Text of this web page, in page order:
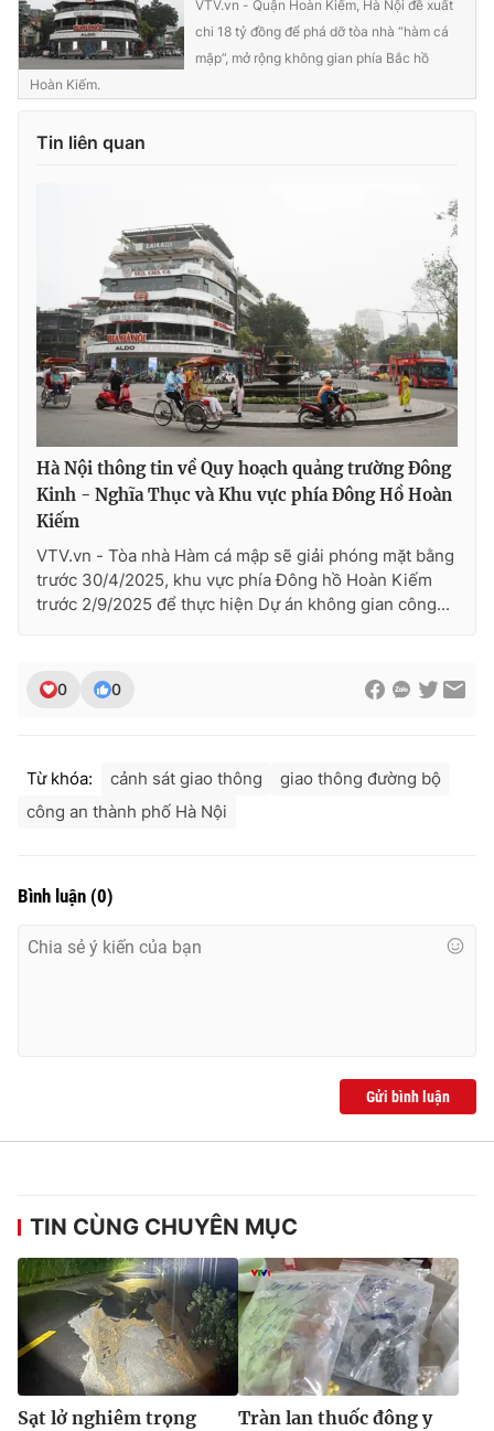
Ðiện thoại Thời báo VTV:024.66 897 897
Email:toasoan@vtv.vn
Liên hệ quảng cáo:024-7300.7108
® Cấm sao chép dưới mọi hình thức nếu không có sự chấp
thuận bằng văn bản. Ghi rõ nguồn VTV.vn khi phát hành lại
thông tin từ website này.
VTV.vn - Quận Hoàn Kiếm, Hà Nội đề xuất
chi 18 tỷ đồng để phá dỡ tòa nhà “hàm cá
mập”, mở rộng không gian phía Bắc hồ
Hoàn Kiếm.
Tin liên quan
Hà Nội thông tin về Quy hoạch quảng trường Đông
Kinh - Nghĩa Thục và Khu vực phía Đông Hồ Hoàn
Kiếm
VTV.vn - Tòa nhà Hàm cá mập sẽ giải phóng mặt bằng
trước 30/4/2025, khu vực phía Đông hồ Hoàn Kiếm
trước 2/9/2025 để thực hiện Dự án không gian công...
0 0
Từ khóa: cảnh sát giao thông
giao thông đường bộ
công an thành phố Hà Nội
Bình luận (0)
Gửi bình luận
TIN CÙNG CHUYÊN MỤC
Sạt lở nghiêm trọng
Tràn lan thuốc đông y